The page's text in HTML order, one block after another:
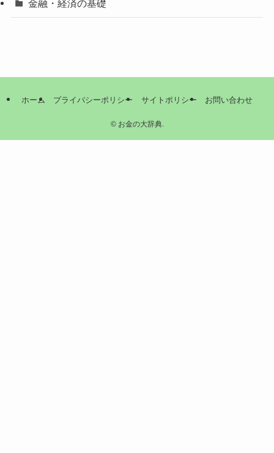
金融・経済の基礎
ホーム プライバシーポリシー サイトポリシー お問い合わせ
©お金の大辞典.